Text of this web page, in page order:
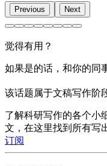
Previous Next
觉得有用？
如果是的话，和你的同
该话题属于文稿写作阶
了解科研写作的各个小
文，在这里找到所有写
订阅